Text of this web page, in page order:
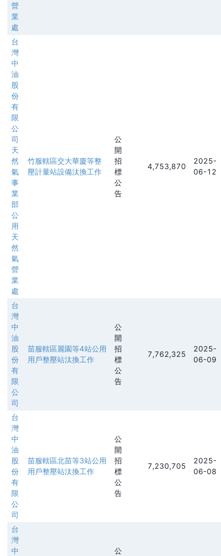
營
業
處
台
灣
中
油
股
份
有
限
公
司
天
然
氣
事
業
部
公
用
天
然
氣
營
業
處
竹服轄區交大華廈等整
壓計量站設備汰換工作
公
開
招
標
公
告
4,753,870
2025-
06-12
台
灣
中
油
股
份
有
限
公
司
苗服轄區麗園等4站公用
用戶整壓站汰換工作
公
開
招
標
公
告
7,762,325
2025-
06-09
台
灣
中
油
股
份
有
限
公
司
苗服轄區北苗等3站公用
用戶整壓站汰換工作
公
開
招
標
公
告
7,230,705
2025-
06-08
台
灣
中
公